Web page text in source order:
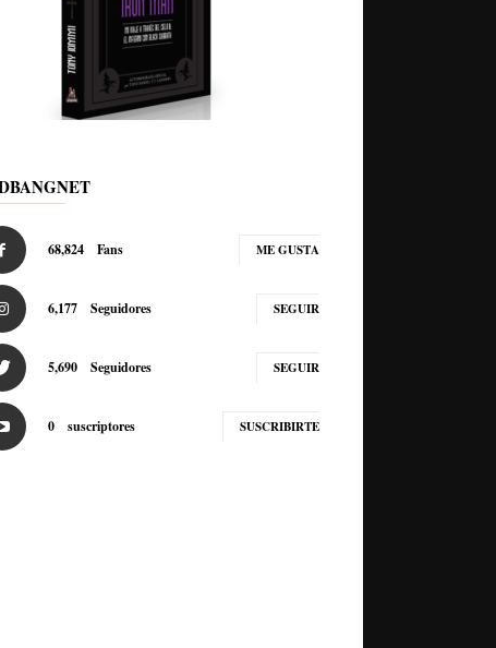
68,824 Fans ME GUSTA
6,177 Seguidores SEGUIR
5,690 Seguidores SEGUIR
0 suscriptores SUSCRIBIRTE